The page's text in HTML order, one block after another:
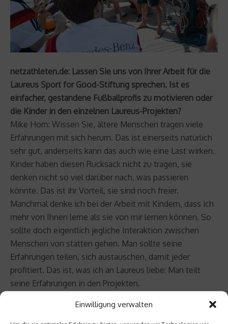
Einwilligung verwalten
netzathleten.de: Lassen Sie uns von Ihrer Arbeit für die
Laureus Sport for Good-Stiftung sprechen. Ist es
einfacher, gestandene Fußballprofis zu motivieren oder
die Kinder in den einzelnen Laureus-Projekten?
Mike Horn: Wissen Sie, ältere Menschen tragen viele
Erfahrungen mit sich herum. Das ist einerseits natürlich
sehr gut, anderseits kann das auch wie eine Last wirken.
Kinder haben diesen Rucksack nicht zu tragen, sie
denken nicht so viel darüber nach, was passieren
könnte. Das ist ihr Vorteil, sie sind noch freier.
Manchmal denke ich bei der Arbeit mit Kindern, dass ich
mehr von Ihnen lerne als sie von mir lernen können. So
sollte doch eigentlich jegliche Interaktion zwischen
Menschen von statten gehen. Man sollte seine
Erfahrungen teilen, sich austauschen, damit jeder
profitiert. Das ist, was ich an Laureus liebe: Man teilt
seine Erfahrungen in den Projekten.
netzathleten.de: Sie haben die Welt komplett am
Äquator entlang und ohne Hilfsmittel von motorisierten